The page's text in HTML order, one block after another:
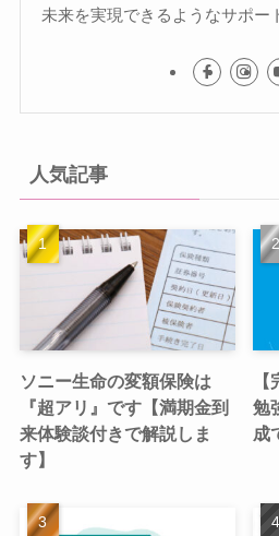
未来を実現できるようなサポー
人気記事
ソニー生命の変額保険は
『超アリ』です【満期金到
来体験談付きで解説しま
す】
勉
成